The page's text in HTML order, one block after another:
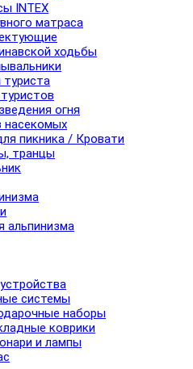
INTEX
матраса
ходьбы
огня
насекомых
пикника / Кровати
транцы
альпинизма
системы
наборы
коврики
и лампы